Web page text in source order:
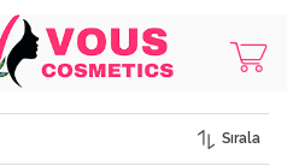
Sırala